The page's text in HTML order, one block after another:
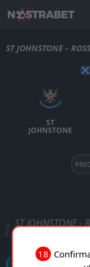
ST JOHNSTONE -
ST
JOHNSTONE
ST JOHNSTONE -
18